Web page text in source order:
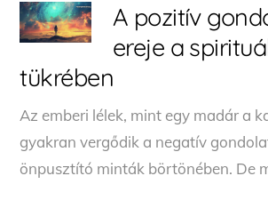
A pozitív
ereje a
tükrében
Az emberi lélek, mint egy madár a
gyakran vergődik a negatív
önpusztító minták börtönében. De